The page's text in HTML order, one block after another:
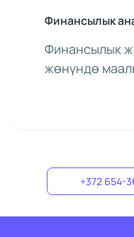
Финансылык
Финансылык
жөнүндө
+372 654-